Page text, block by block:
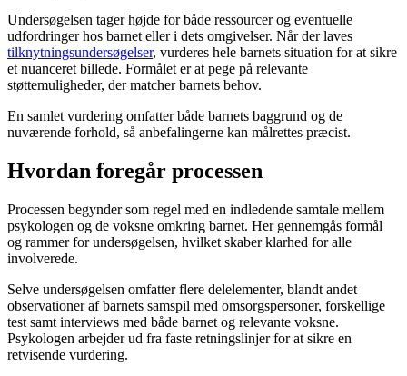
Undersøgelsen tager højde for både ressourcer og eventuelle
udfordringer hos barnet eller i dets omgivelser. Når der laves
tilknytningsundersøgelser, vurderes hele barnets situation for at sikre
et nuanceret billede. Formålet er at pege på relevante
støttemuligheder, der matcher barnets behov.
En samlet vurdering omfatter både barnets baggrund og de
nuværende forhold, så anbefalingerne kan målrettes præcist.
Hvordan foregår processen
Processen begynder som regel med en indledende samtale mellem
psykologen og de voksne omkring barnet. Her gennemgås formål
og rammer for undersøgelsen, hvilket skaber klarhed for alle
involverede.
Selve undersøgelsen omfatter flere delelementer, blandt andet
observationer af barnets samspil med omsorgspersoner, forskellige
test samt interviews med både barnet og relevante voksne.
Psykologen arbejder ud fra faste retningslinjer for at sikre en
retvisende vurdering.